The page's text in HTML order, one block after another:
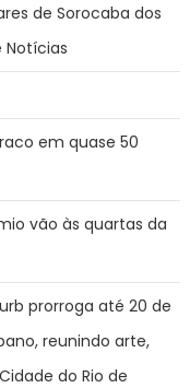
de Sorocaba dos
Notícias
em quase 50
vão às quartas da
prorroga até 20 de
reunindo arte,
do Rio de